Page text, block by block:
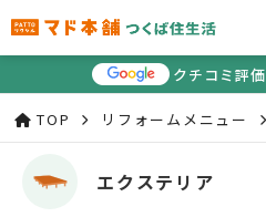
クチコミ評価
TOP リフォームメニュー
エクステリア